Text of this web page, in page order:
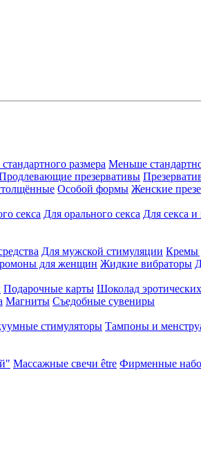
размера Меньше
презервативы
Особой формы Женские
секса Для орального секса Для секса и
Для мужской стимуляции Кремы
для женщин Жидкие вибраторы
Подарочные карты Шоколад
Магниты Съедобные сувениры
стимуляторы Тампоны и
Массажные свечи être Фирменные